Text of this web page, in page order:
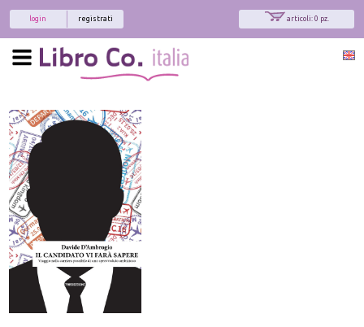
articoli: 0 pz.
registrati
login